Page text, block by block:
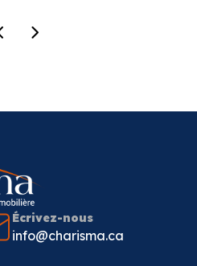
Écrivez-nous
info@charisma.ca